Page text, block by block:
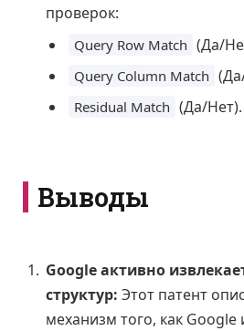
проверок:
Query Row Match (Да/
Query Column Match
Residual Match (Да/Нет).
Выводы
Google активно
структур: Этот патент
механизм того, как Google